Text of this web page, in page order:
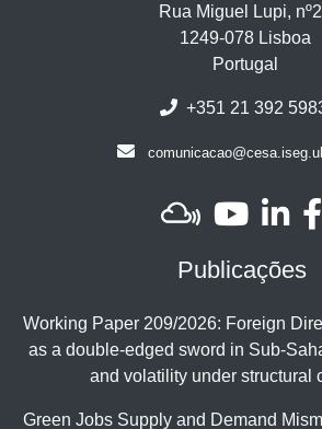
Rua Miguel Lupi,
1249-078 Lisboa
Portugal
+351 21 392
Publicações
Working Paper 209/2026: Foreign
as a double-edged sword in Sub-
and volatility under structural
Green Jobs Supply and Demand